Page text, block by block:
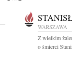
WARSZAWA
Z wielkim
o śmierci